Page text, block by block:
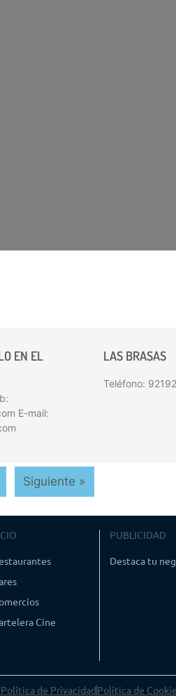
EN EL
E-mail:
LAS BRASAS
Teléfono:
Siguiente »
Cine
PUBLICIDAD
Destaca tu
de PrivacidadPolítica de